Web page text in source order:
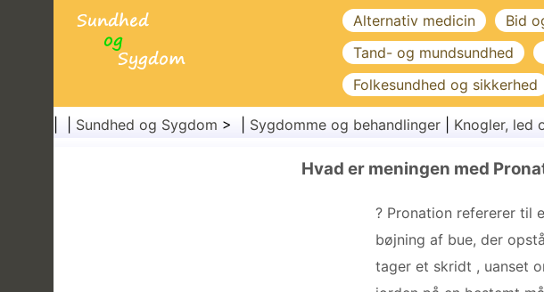
Alternativ medicin Bid
Tand- og mundsundhed
Folkesundhed og sikkerhed
Sundhed og Sygdom > | Sygdomme og behandlinger Knogler, led
Hvad er meningen med
? Pronation refererer til
bøjning af bue, der
tager et skridt , uanset